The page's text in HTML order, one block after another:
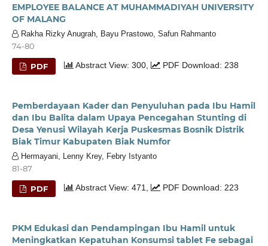
EMPLOYEE BALANCE AT MUHAMMADIYAH UNIVERSITY
OF MALANG
Rakha Rizky Anugrah, Bayu Prastowo, Safun Rahmanto
74-80
PDF Abstract View: 300, PDF Download: 238
Pemberdayaan Kader dan Penyuluhan pada Ibu Hamil
dan Ibu Balita dalam Upaya Pencegahan Stunting di
Desa Yenusi Wilayah Kerja Puskesmas Bosnik Distrik
Biak Timur Kabupaten Biak Numfor
Hermayani, Lenny Krey, Febry Istyanto
81-87
PDF Abstract View: 471, PDF Download: 223
PKM Edukasi dan Pendampingan Ibu Hamil untuk
Meningkatkan Kepatuhan Konsumsi tablet Fe sebagai